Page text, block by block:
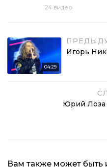
24 видео
04:29
Игорь
Юрий Лоза
Вам также может быть